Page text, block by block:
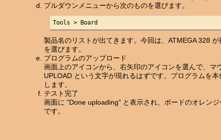
プルダウンメニューから次のものを選びます。
Tools > Board
製品名のリストが出てきます。今回は、ATMEGA 328
を選びます。
プログラムのアップロード
画面上のアイコンから、右矢印のアイコンを選んで、マ
UPLOAD という文字が現れるはずです。プログラムを
します。
テスト完了
画面に "Done uploading" と表示され、ボードのオレン
です。